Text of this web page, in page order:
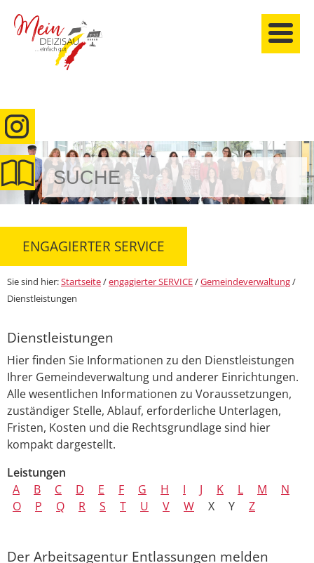
anmelden
ENGAGIERTER SERVICE
Sie sind hier:Startseite/engagierter SERVICE/Gemeindeverwaltung/
Dienstleistungen
Dienstleistungen
Hier finden Sie Informationen zu den Dienstleistungen
Ihrer Gemeindeverwaltung und anderer Einrichtungen.
Alle wesentlichen Informationen zu Voraussetzungen,
zuständiger Stelle, Ablauf, erforderliche Unterlagen,
Fristen, Kosten und die Rechtsgrundlage sind hier
kompakt dargestellt.
Leistungen
A
B C D E F G H I J K L M
N
O
P Q R S T U V W X Y Z
Der Arbeitsagentur Entlassungen melden